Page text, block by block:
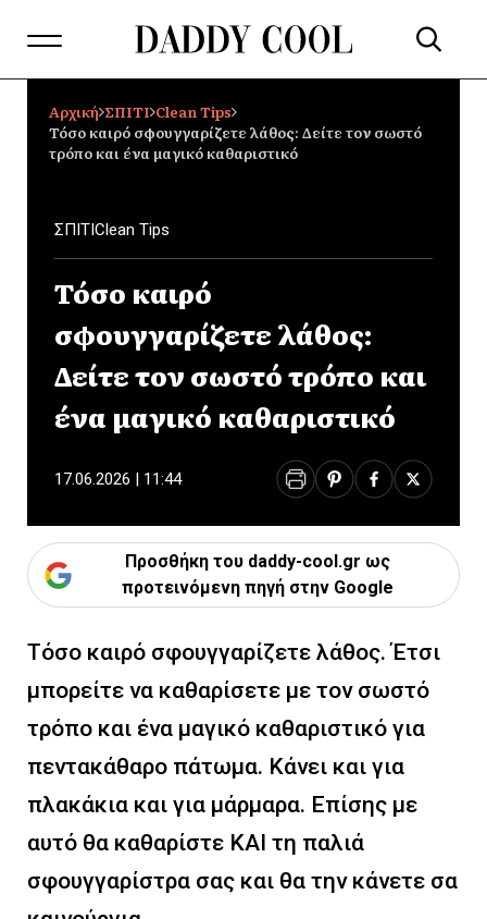
Αρχική ΣΠΙΤΙ Clean Tips
Τόσο καιρό σφουγγαρίζετε λάθος: Δείτε τον σωστό
τρόπο και ένα μαγικό καθαριστικό
ΣΠΙΤΙClean Tips
Τόσο καιρό
σφουγγαρίζετε λάθος:
Δείτε τον σωστό τρόπο και
ένα μαγικό καθαριστικό
17.06.2026 | 11:44
Προσθήκη του daddy-cool.gr ως
προτεινόμενη πηγή στην Google
Τόσο καιρό σφουγγαρίζετε λάθος. Έτσι
μπορείτε να καθαρίσετε με τον σωστό
τρόπο και ένα μαγικό καθαριστικό για
πεντακάθαρο πάτωμα. Κάνει και για
πλακάκια και για μάρμαρα. Επίσης με
αυτό θα καθαρίστε ΚΑΙ τη παλιά
σφουγγαρίστρα σας και θα την κάνετε σα